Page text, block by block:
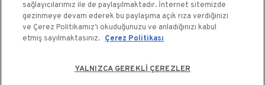
Kale Güvenlik Sistemleri A.Ş. bir Kale Endüstri Holding
kuruluşudur.©2020
Kişisel Verilerin Korunması ve Gizlilik
sağlayıcılarımız ile de paylaşılmaktadır. İnternet sitemizde
gezinmeye devam ederek bu paylaşıma açık rıza verdiğinizi
ve Çerez Politikamız’ı okuduğunuzu ve anladığınızı kabul
etmiş sayılmaktasınız. Çerez Politikası
YALNIZCA GEREKLİ ÇEREZLER